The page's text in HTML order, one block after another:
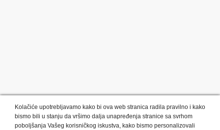
Kolačiće upotrebljavamo kako bi ova web stranica radila pravilno i kako
bismo bili u stanju da vršimo dalja unapređenja stranice sa svrhom
poboljšanja Vašeg korisničkog iskustva, kako bismo personalizovali